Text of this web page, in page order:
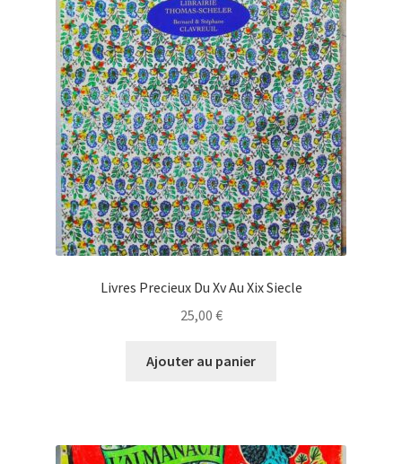
Livres Precieux Du Xv Au Xix Siecle
25,00 €
Ajouter au panier